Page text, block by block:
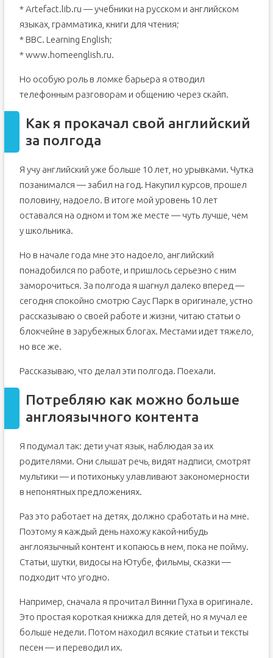
* Artefact.lib.ru — учебники на русском и английском
языках, грамматика, книги для чтения;
* BBC. Learning English;
* www.homeenglish.ru.
Но особую роль в ломке барьера я отводил
телефонным разговорам и общению через скайп.
Как я прокачал свой английский
за полгода
Я учу английский уже больше 10 лет, но урывками. Чутка
позанимался — забил на год. Накупил курсов, прошел
половину, надоело. В итоге мой уровень 10 лет
оставался на одном и том же месте — чуть лучше, чем
у школьника.
Но в начале года мне это надоело, английский
понадобился по работе, и пришлось серьезно с ним
заморочиться. За полгода я шагнул далеко вперед —
сегодня спокойно смотрю Саус Парк в оригинале, устно
рассказываю о своей работе и жизни, читаю статьи о
блокчейне в зарубежных блогах. Местами идет тяжело,
но все же.
Рассказываю, что делал эти полгода. Поехали.
Потребляю как можно больше
англоязычного контента
Я подумал так: дети учат язык, наблюдая за их
родителями. Они слышат речь, видят надписи, смотрят
мультики — и потихоньку улавливают закономерности
в непонятных предложениях.
Раз это работает на детях, должно сработать и на мне.
Поэтому я каждый день нахожу какой-нибудь
англоязычный контент и копаюсь в нем, пока не пойму.
Статьи, шутки, видосы на Ютубе, фильмы, сказки —
подходит что угодно.
Например, сначала я прочитал Винни Пуха в оригинале.
Это простая короткая книжка для детей, но я мучал ее
больше недели. Потом находил всякие статьи и тексты
песен — и переводил их.